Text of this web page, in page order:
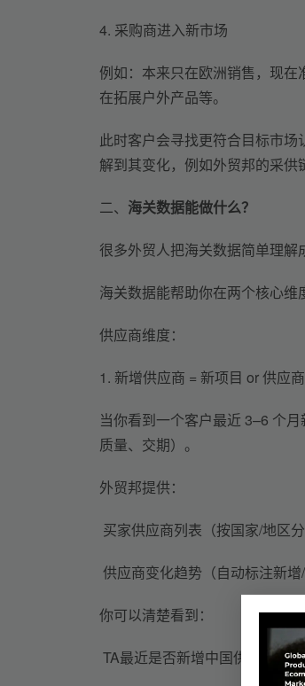
4. 采购商进入新市场
例如： 本来只在欧洲销售，现在
在拓展户外产品等。
此时客户会寻找更符合目标市场
解到其变化，例如外贸邦的采供
二、 海关数据能做什么？
很多外贸人把海关数据简单理解
海关数据能帮助你在两个核心
供应商维度：
1. 新增供应商 = 新项目 or 供应
当你看到一个客户最近 3–6 个
质量、交期） 。
外贸邦提供：
买家供应商列表（按国家/地区分
供应商变化趋势（自动标注新增/
你可以清楚看到：
TA最近是否新增中国供应商？